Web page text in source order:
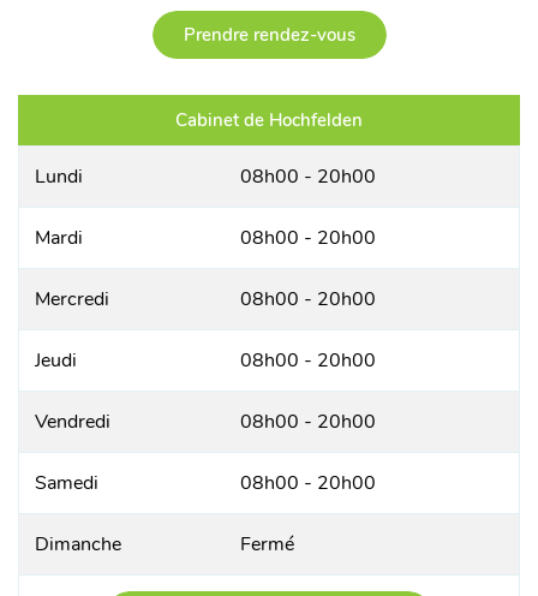
Prendre rendez-vous
Cabinet de Hochfelden
Lundi 08h00 - 20h00
Mardi 08h00 - 20h00
Mercredi 08h00 - 20h00
Jeudi 08h00 - 20h00
Vendredi 08h00 - 20h00
Samedi 08h00 - 20h00
Dimanche Fermé